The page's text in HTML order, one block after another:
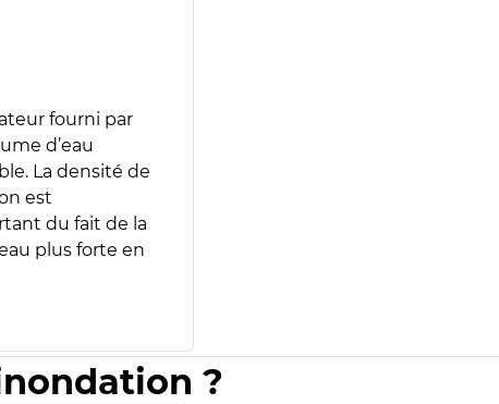
fourni par
d’eau
La densité de
est
du fait de la
plus forte en
?